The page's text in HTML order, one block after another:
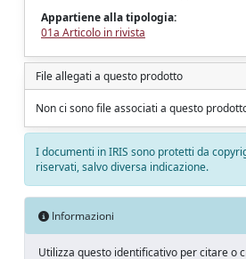
Appartiene alla tipologia:
01a Articolo in rivista
File allegati a questo prodotto
Non ci sono file associati a questo
I documenti in IRIS sono protetti da
riservati, salvo diversa indicazione.
Informazioni
Utilizza questo identificativo per citare o